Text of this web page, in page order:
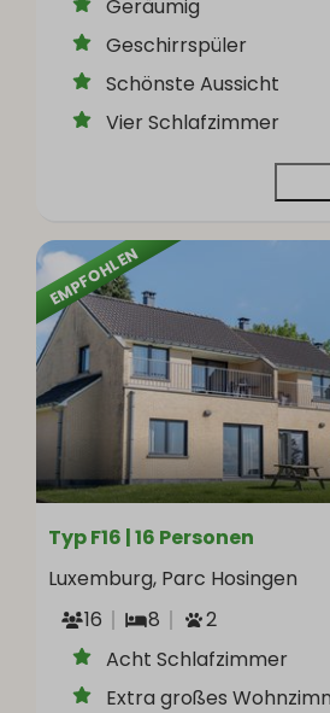
Geräumig
Geschirrspüler
Schönste Aussicht
Vier Schlafzimmer
EMPFOHLEN
Typ F16 | 16 Personen
Luxemburg, Parc Hosingen
16
8
2
Acht Schlafzimmer
Extra großes